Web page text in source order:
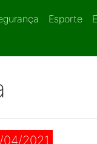
Esporte
04/2021